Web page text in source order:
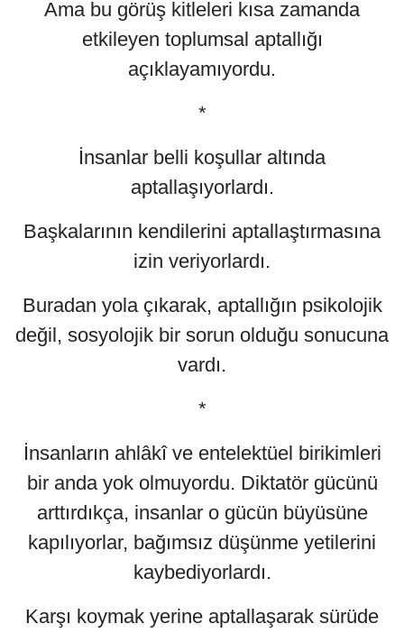
Ama bu görüş kitleleri kısa zamanda
etkileyen toplumsal aptallığı
açıklayamıyordu.
*
İnsanlar belli koşullar altında
aptallaşıyorlardı.
Başkalarının kendilerini aptallaştırmasına
izin veriyorlardı.
Buradan yola çıkarak, aptallığın psikolojik
değil, sosyolojik bir sorun olduğu sonucuna
vardı.
*
İnsanların ahlâkî ve entelektüel birikimleri
bir anda yok olmuyordu. Diktatör gücünü
arttırdıkça, insanlar o gücün büyüsüne
kapılıyorlar, bağımsız düşünme yetilerini
kaybediyorlardı.
Karşı koymak yerine aptallaşarak sürüde